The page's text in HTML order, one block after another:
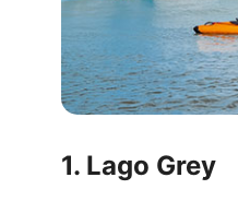
1. Lago Grey